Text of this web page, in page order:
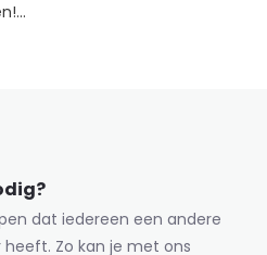
dat iedereen een andere
heeft. Zo kan je met ons